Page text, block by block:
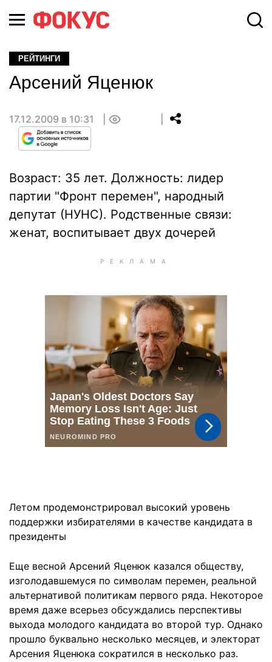
РЕЙТИНГИ
Арсений Яценюк
17.12.2009 в 10:31
Возраст: 35 лет. Должность: лидер
партии "Фронт перемен", народный
депутат (НУНС). Родственные связи:
женат, воспитывает двух дочерей
Летом продемонстрировал высокий уровень
поддержки избирателями в качестве кандидата в
президенты
Еще весной Арсений Яценюк казался обществу,
изголодавшемуся по символам перемен, реальной
альтернативой политикам первого ряда. Некоторое
время даже всерьез обсуждались перспективы
выхода молодого кандидата во второй тур. Однако
прошло буквально несколько месяцев, и электорат
Арсения Яценюка сократился в несколько раз.